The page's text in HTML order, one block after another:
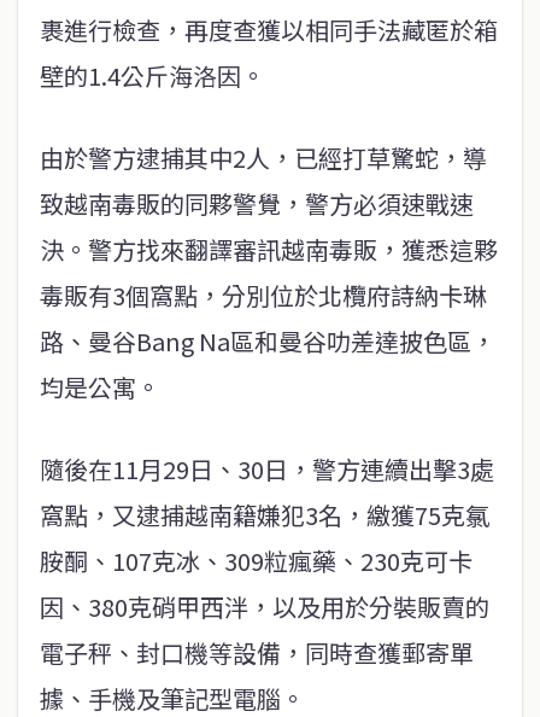
裹進行檢查，再度查獲以相同手法藏匿於箱
壁的1.4公斤海洛因。
由於警方逮捕其中2人，已經打草驚蛇，導
致越南毒販的同夥警覺，警方必須速戰速
決。警方找來翻譯審訊越南毒販，獲悉這夥
毒販有3個窩點，分別位於北欖府詩納卡琳
路、曼谷Bang Na區和曼谷叻差達披色區，
均是公寓。
隨後在11月29日、30日，警方連續出擊3處
窩點，又逮捕越南籍嫌犯3名，繳獲75克氯
胺酮、107克冰、309粒瘋藥、230克可卡
因、380克硝甲西泮，以及用於分裝販賣的
電子秤、封口機等設備，同時查獲郵寄單
據、手機及筆記型電腦。